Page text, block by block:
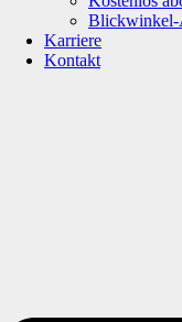
Karriere
Kontakt